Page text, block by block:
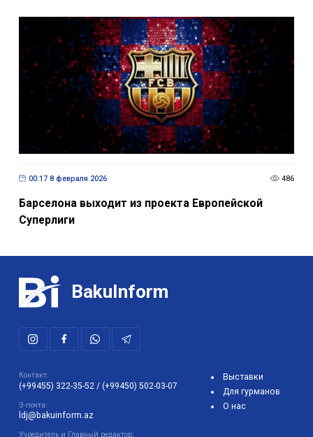
00:17 8 февраля 2026 486
Барселона выходит из проекта Европейской
Суперлиги
BakuInform
Контакт:
(+99455) 322-35-52 / (+99450) 502-03-07
Э-почта:
ldj@bakuinform.az
Учредитель и Главный редактор:
Выставки
Для гурманов
О нас